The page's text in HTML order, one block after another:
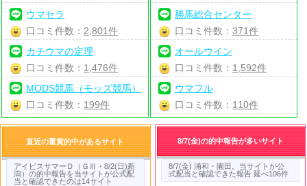
ウマセラ
口コミ件数： 2,801件
カチウマの定理
口コミ件数： 1,476件
MODS競馬（モッズ競馬）
口コミ件数： 199件
勝馬総合センター
口コミ件数： 371件
オールウイン
口コミ件数： 1,592件
ウマフル
口コミ件数： 110件
直近の重賞的中があるサイト
アイビスサマーＤ（ＧⅢ・8/2(日)新
潟）の的中報告を当サイトが公式配
当と確認できたのは14サイト
8/7(金)の的中報告が多いサイト
8/7(金) 浦和・園田。当サイトが公
式配当と確認できた報告 延べ106件